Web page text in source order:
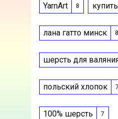
YarnArt 8
лана гатто минск 8
шерсть для
польский хлопок 7
100% шерсть 7